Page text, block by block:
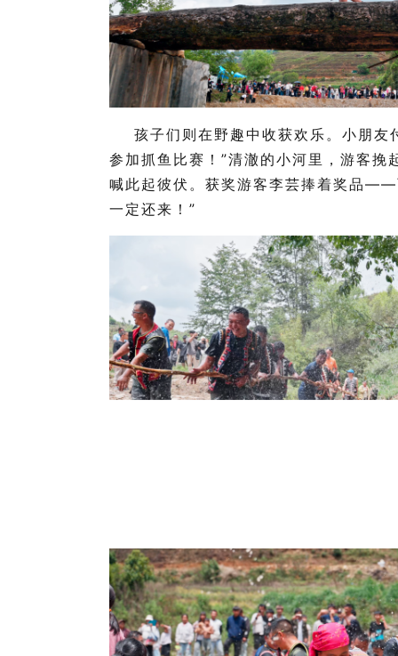
孩子们则在野趣中收获欢乐。小朋友
参加抓鱼比赛！”清澈的小河里，游客挽
喊此起彼伏 。获奖游客李芸捧着奖品——
一定还来！”